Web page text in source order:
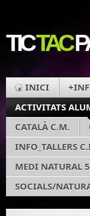
TICTAC
INICI
ACTIVITATS
CATALÀ C.M.
INFO_TALLERS
MEDI NATURAL
SOCIALS/